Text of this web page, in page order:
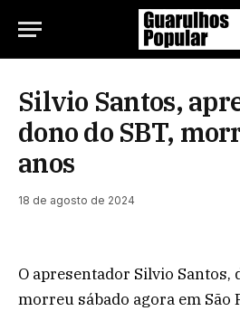
Silvio Santos,
dono do SBT,
anos
18 de agosto de 2024
O apresentador Silvio Santos,
morreu sábado agora em São